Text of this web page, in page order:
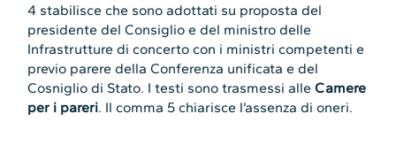
4 stabilisce che sono adottati su proposta del
presidente del Consiglio e del ministro delle
Infrastrutture di concerto con i ministri competenti e
previo parere della Conferenza unificata e del
Cosniglio di Stato. I testi sono trasmessi alle Camere
per i pareri. Il comma 5 chiarisce l’assenza di oneri.